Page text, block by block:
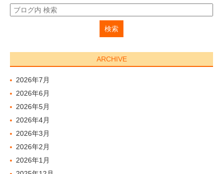
ARCHIVE
2026年7月
2026年6月
2026年5月
2026年4月
2026年3月
2026年2月
2026年1月